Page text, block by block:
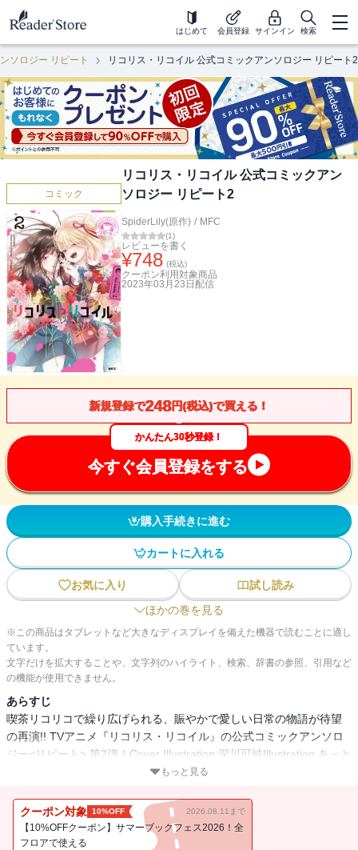
はじめて 会員登録 サインイン 検索
ソロジー リピート リコリス・リコイル 公式コミックアンソロジー リピート2
コミック
リコリス・リコイル 公式コミックアン
ソロジー リピート2
SpiderLily(原作) / MFC
(1)
レビューを書く
¥748 (税込)
クーポン利用対象商品
2023年03月23日 配信
新規登録で248円(税込)で買える！
かんたん30秒登録！
今すぐ会員登録をする
購入手続きに進む
カートに入れる
お気に入り
試し読み
ほかの巻を見る
※この商品はタブレットなど大きなディスプレイを備えた機器で読むことに適し
ています。
文字だけを拡大することや、文字列のハイライト、検索、辞書の参照、引用など
の機能が使用できません。
あらすじ
喫茶リコリコで繰り広げられる、賑やかで愛しい日常の物語が待望
の再演!! TVアニメ『リコリス・リコイル』の公式コミックアンソロ
ジー<リピート> 第2弾！Cover Illustration 深川可純Illustration あっと
こるせ Comic 筒井いつき 真沼靖佳 キ村由宇 Sugar.栗かのこ ゆいち
もっと見る
クーポン対象 10%OFF 2026.08.11まで
【10%OFFクーポン】サマーブックフェス2026！全
フロアで使える